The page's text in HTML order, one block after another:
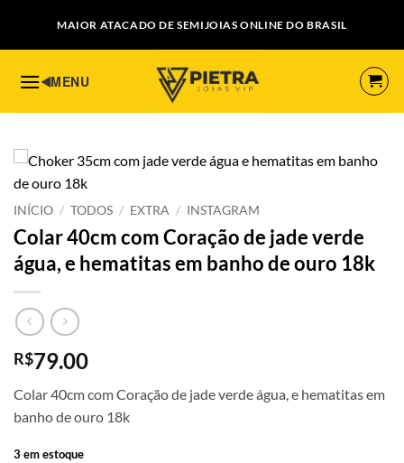
content
MAIOR ATACADO DE SEMIJOIAS ONLINE DO BRASIL
INÍCIO / TODOS / EXTRA / INSTAGRAM
Colar 40cm com Coração de jade verde
água, e hematitas em banho de ouro 18k
R$79.00
Colar 40cm com Coração de jade verde água, e hematitas em
banho de ouro 18k
3 em estoque